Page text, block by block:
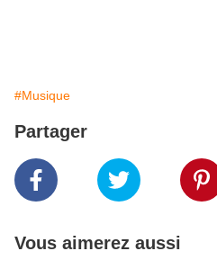
#Musique
Partager
Vous aimerez aussi